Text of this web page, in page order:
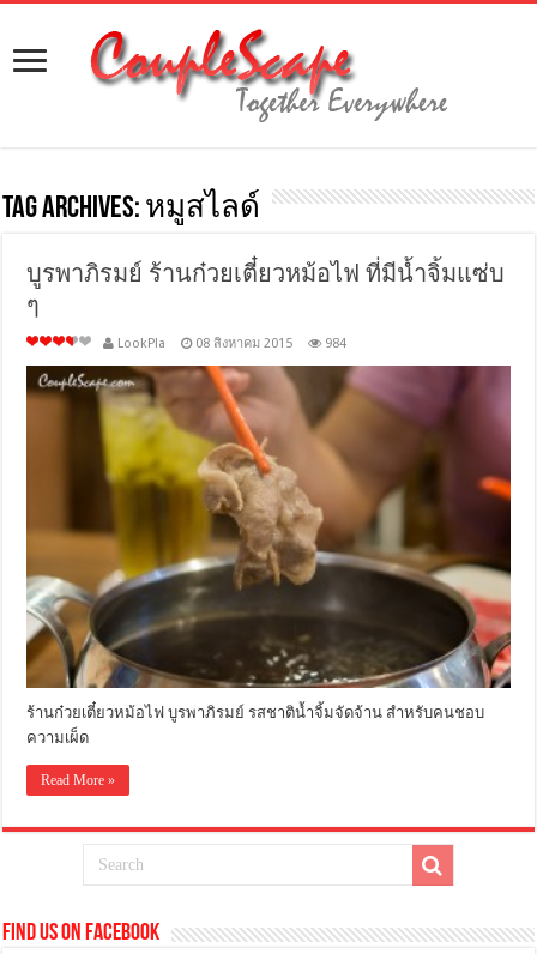
Tag Archives: หมูสไลด์
บูรพาภิรมย์ ร้านก๋วยเตี๋ยวหม้อไฟ ที่มีน้ำจิ้มแซ่บ
ๆ
LookPla 08 สิงหาคม 2015 984
ร้านก๋วยเตี๋ยวหม้อไฟ บูรพาภิรมย์ รสชาติน้ำจิ้มจัดจ้าน สำหรับคนชอบ
ความเผ็ด
Read More »
Find us on Facebook